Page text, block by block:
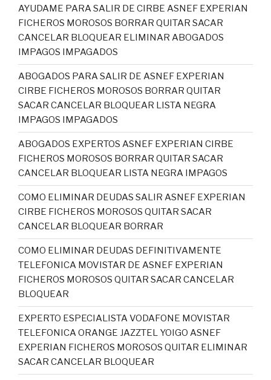
AYUDAME PARA SALIR DE CIRBE ASNEF EXPERIAN
FICHEROS MOROSOS BORRAR QUITAR SACAR
CANCELAR BLOQUEAR ELIMINAR ABOGADOS
IMPAGOS IMPAGADOS
ABOGADOS PARA SALIR DE ASNEF EXPERIAN
CIRBE FICHEROS MOROSOS BORRAR QUITAR
SACAR CANCELAR BLOQUEAR LISTA NEGRA
IMPAGOS IMPAGADOS
ABOGADOS EXPERTOS ASNEF EXPERIAN CIRBE
FICHEROS MOROSOS BORRAR QUITAR SACAR
CANCELAR BLOQUEAR LISTA NEGRA IMPAGOS
COMO ELIMINAR DEUDAS SALIR ASNEF EXPERIAN
CIRBE FICHEROS MOROSOS QUITAR SACAR
CANCELAR BLOQUEAR BORRAR
COMO ELIMINAR DEUDAS DEFINITIVAMENTE
TELEFONICA MOVISTAR DE ASNEF EXPERIAN
FICHEROS MOROSOS QUITAR SACAR CANCELAR
BLOQUEAR
EXPERTO ESPECIALISTA VODAFONE MOVISTAR
TELEFONICA ORANGE JAZZTEL YOIGO ASNEF
EXPERIAN FICHEROS MOROSOS QUITAR ELIMINAR
SACAR CANCELAR BLOQUEAR